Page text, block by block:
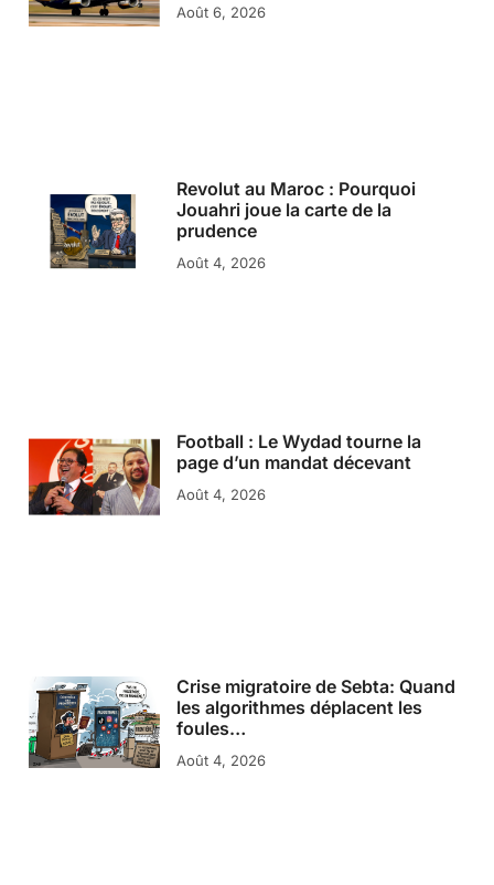
Août 6, 2026
Revolut au Maroc : Pourquoi
Jouahri joue la carte de la
prudence
Août 4, 2026
Football : Le Wydad tourne la
page d’un mandat décevant
Août 4, 2026
Crise migratoire de Sebta: Quand
les algorithmes déplacent les
foules…
Août 4, 2026